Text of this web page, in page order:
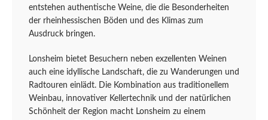
entstehen authentische Weine, die die Besonderheiten
der rheinhessischen Böden und des Klimas zum
Ausdruck bringen.
Lonsheim bietet Besuchern neben exzellenten Weinen
auch eine idyllische Landschaft, die zu Wanderungen und
Radtouren einlädt. Die Kombination aus traditionellem
Weinbau, innovativer Kellertechnik und der natürlichen
Schönheit der Region macht Lonsheim zu einem